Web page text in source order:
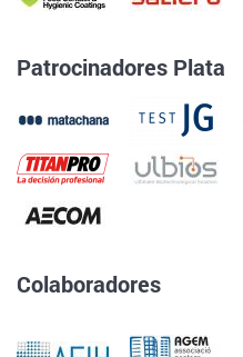
Patrocinadores Plata
Colaboradores